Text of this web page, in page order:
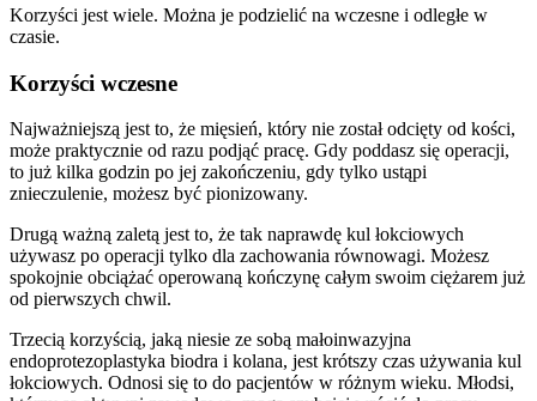
Korzyści jest wiele. Można je podzielić na wczesne i odległe w
czasie.
Korzyści wczesne
Najważniejszą jest to, że mięsień, który nie został odcięty od kości,
może praktycznie od razu podjąć pracę. Gdy poddasz się operacji,
to już kilka godzin po jej zakończeniu, gdy tylko ustąpi
znieczulenie, możesz być pionizowany.
Drugą ważną zaletą jest to, że tak naprawdę kul łokciowych
używasz po operacji tylko dla zachowania równowagi. Możesz
spokojnie obciążać operowaną kończynę całym swoim ciężarem już
od pierwszych chwil.
Trzecią korzyścią, jaką niesie ze sobą małoinwazyjna
endoprotezoplastyka biodra i kolana, jest krótszy czas używania kul
łokciowych. Odnosi się to do pacjentów w różnym wieku. Młodsi,